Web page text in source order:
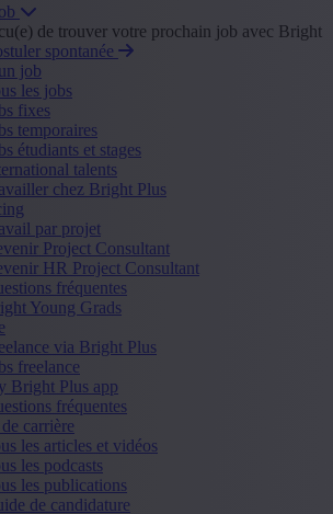
de trouver votre prochain job avec Bright
spontanée
job
les jobs
fixes
temporaires
étudiants et stages
talents
chez Bright Plus
par projet
Project Consultant
HR Project Consultant
fréquentes
Young Grads
via Bright Plus
freelance
Bright Plus app
fréquentes
carrière
les articles et vidéos
les podcasts
les publications
de candidature